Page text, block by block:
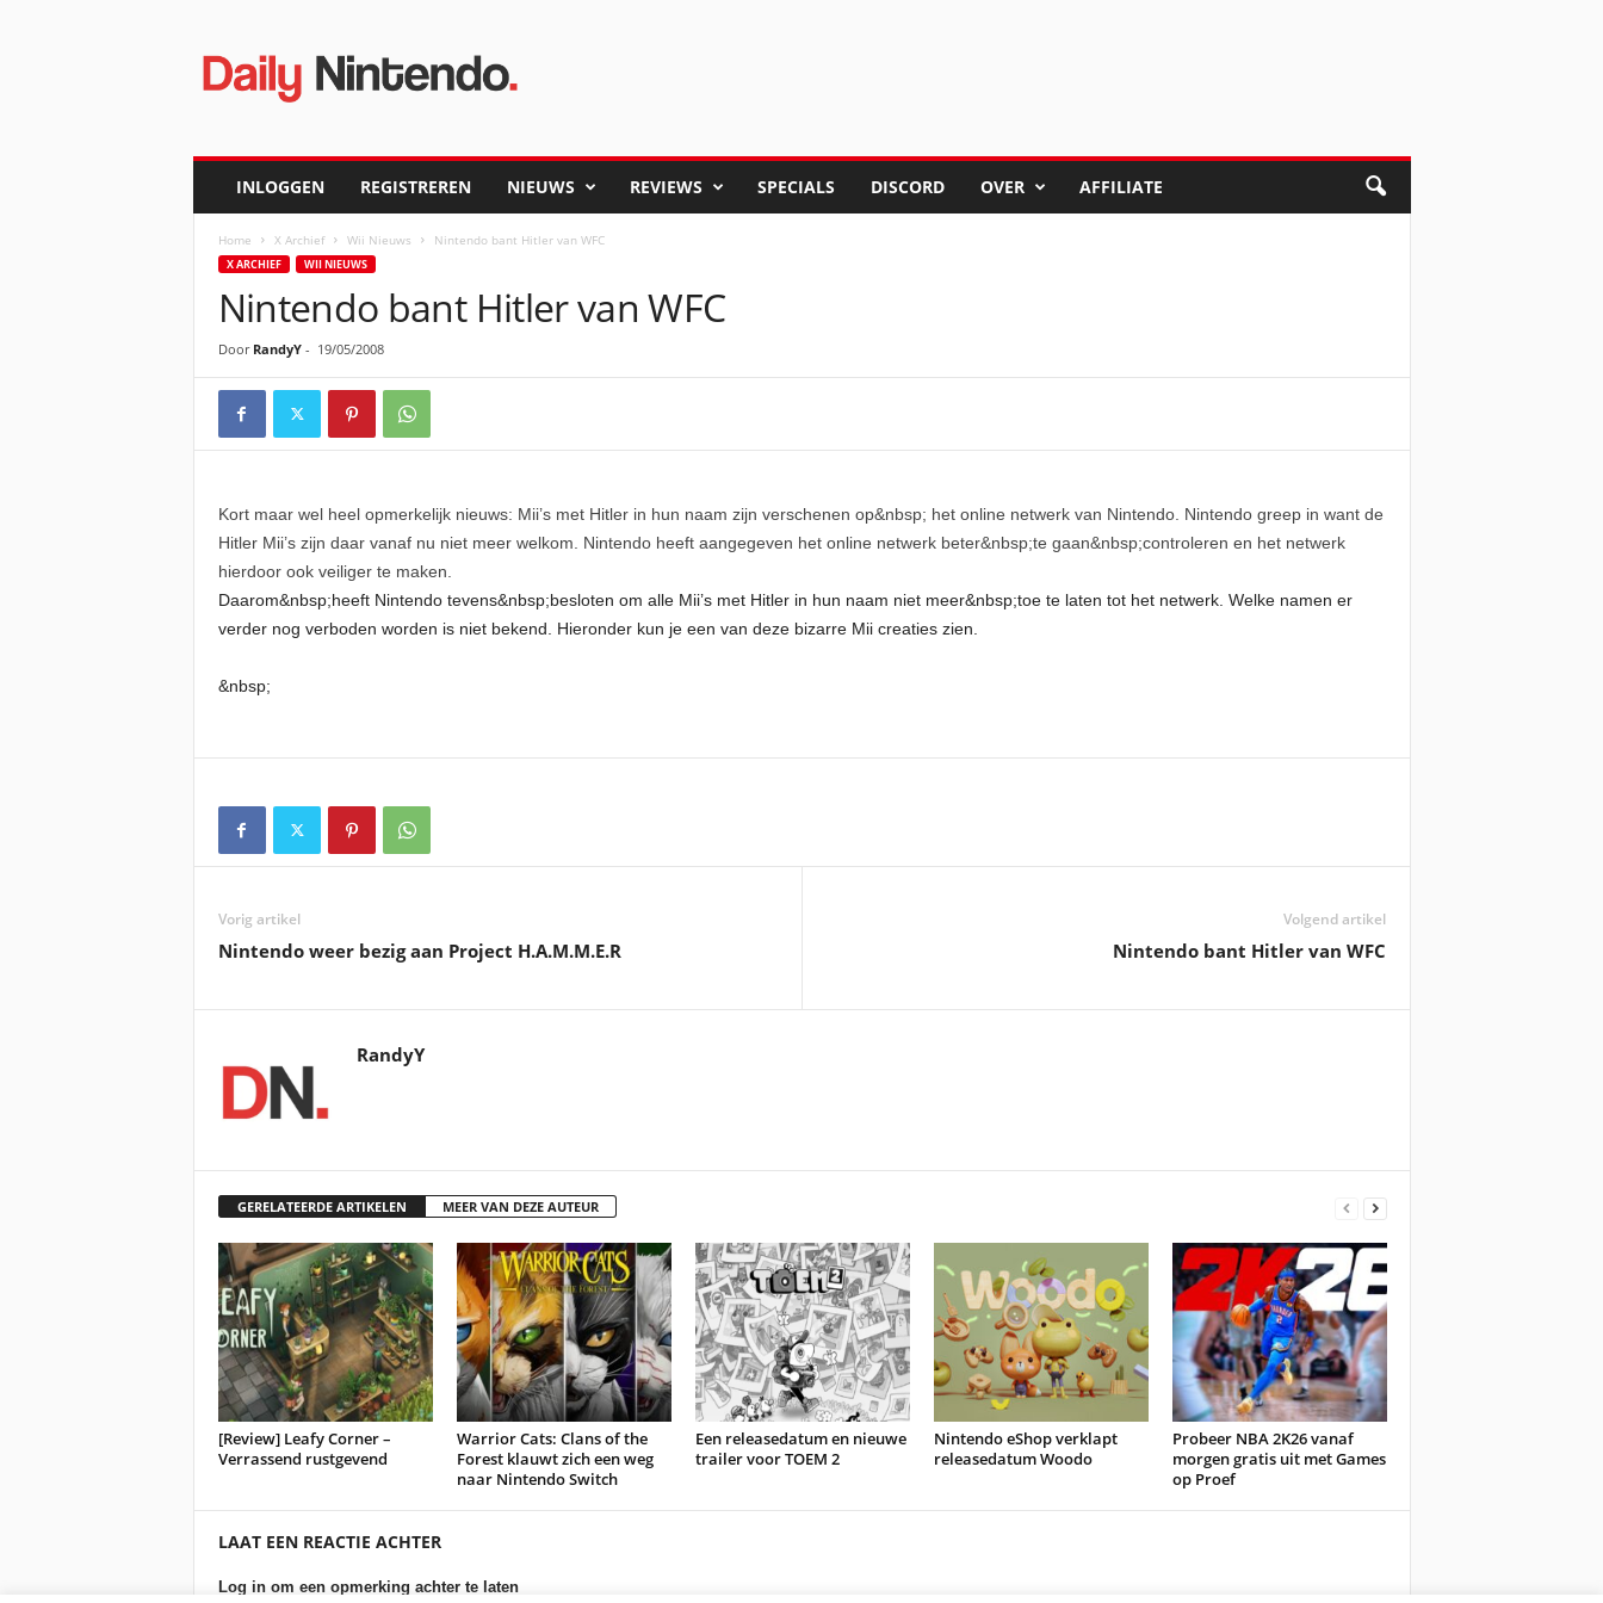
INLOGGEN REGISTREREN NIEUWS REVIEWS SPECIALS DISCORD OVER AFFILIATE
Home X Archief Wii Nieuws Nintendo bant Hitler van WFC
X ARCHIEF WII NIEUWS
Nintendo bant Hitler van WFC
Door RandyY- 19/05/2008
Kort maar wel heel opmerkelijk nieuws: Mii’s met Hitler in hun naam zijn verschenen op&nbsp; het online netwerk van Nintendo. Nintendo greep in want de
Hitler Mii’s zijn daar vanaf nu niet meer welkom. Nintendo heeft aangegeven het online netwerk beter&nbsp;te gaan&nbsp;controleren en het netwerk
hierdoor ook veiliger te maken.
Daarom&nbsp;heeft Nintendo tevens&nbsp;besloten om alle Mii’s met Hitler in hun naam niet meer&nbsp;toe te laten tot het netwerk. Welke namen er
verder nog verboden worden is niet bekend. Hieronder kun je een van deze bizarre Mii creaties zien.
&nbsp;
Vorig artikel
Nintendo weer bezig aan Project H.A.M.M.E.R
Volgend artikel
Nintendo bant Hitler van WFC
RandyY
GERELATEERDE ARTIKELEN MEER VAN DEZE AUTEUR
[Review] Leafy Corner –
Verrassend rustgevend
Warrior Cats: Clans of the
Forest klauwt zich een weg
naar Nintendo Switch
Een releasedatum en nieuwe
trailer voor TOEM 2
Nintendo eShop verklapt
releasedatum Woodo
Probeer NBA 2K26 vanaf
morgen gratis uit met Games
op Proef
LAAT EEN REACTIE ACHTER
Log in om een opmerking achter te laten